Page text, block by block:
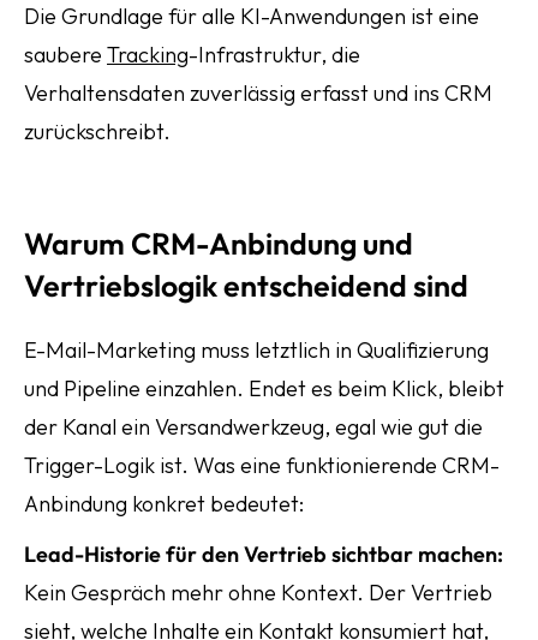
Die Grundlage für alle KI-Anwendungen ist eine
saubere Tracking-Infrastruktur, die
Verhaltensdaten zuverlässig erfasst und ins CRM
zurückschreibt.
Warum CRM-Anbindung und
Vertriebslogik entscheidend sind
E-Mail-Marketing muss letztlich in Qualifizierung
und Pipeline einzahlen. Endet es beim Klick, bleibt
der Kanal ein Versandwerkzeug, egal wie gut die
Trigger-Logik ist. Was eine funktionierende CRM-
Anbindung konkret bedeutet:
Lead-Historie für den Vertrieb sichtbar machen:
Kein Gespräch mehr ohne Kontext. Der Vertrieb
sieht, welche Inhalte ein Kontakt konsumiert hat,